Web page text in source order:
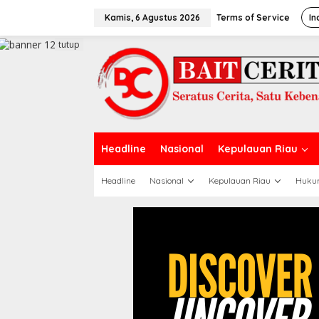
a
Kamis, 6 Agustus 2026 Terms of Service
Headline Nasional Kepulauan Riau
Headline Nasional Kepulauan Riau
tutup